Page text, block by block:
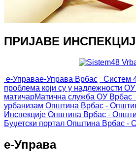
ПРИЈАВЕ
е-Управае-Управа Врбас Систем
проблема који су у надлежности
матичарМатична служба ОУ Врбас
урбанизам Општина Врбас -
Инспекције Општина Врбас -
Буџетски портал Општина Врбас -
е-Управа